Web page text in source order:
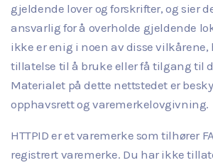
gjeldende lover og forskrifter, og sier
ansvarlig for å overholde gjeldende
ikke er enig i noen av disse
tillatelse til å bruke eller få tilgang til
Materialet på dette nettstedet er
opphavsrett og varemerkelovgivning.
HTTPID er et varemerke som tilhører
registrert varemerke. Du har ikke